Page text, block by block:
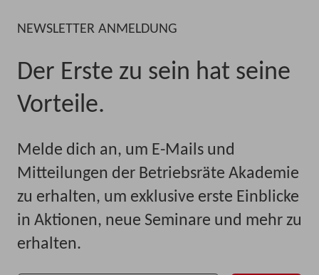
NEWSLETTER ANMELDUNG
Der Erste zu sein hat seine
Vorteile.
Melde dich an, um E-Mails und
Mitteilungen der Betriebsräte Akademie
zu erhalten, um exklusive erste Einblicke
in Aktionen, neue Seminare und mehr zu
erhalten.